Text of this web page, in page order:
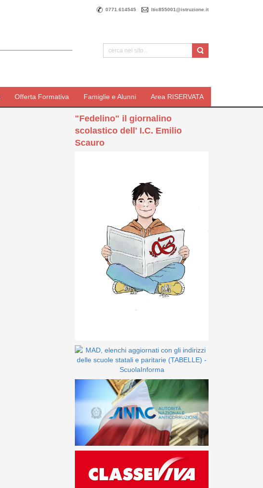
0771.614545 ltic855001@istruzione.it
Offerta Formativa Famiglie e Alunni Area RISERVATA
"Fedelino" il giornalino
scolastico dell' I.C. Emilio
Scauro